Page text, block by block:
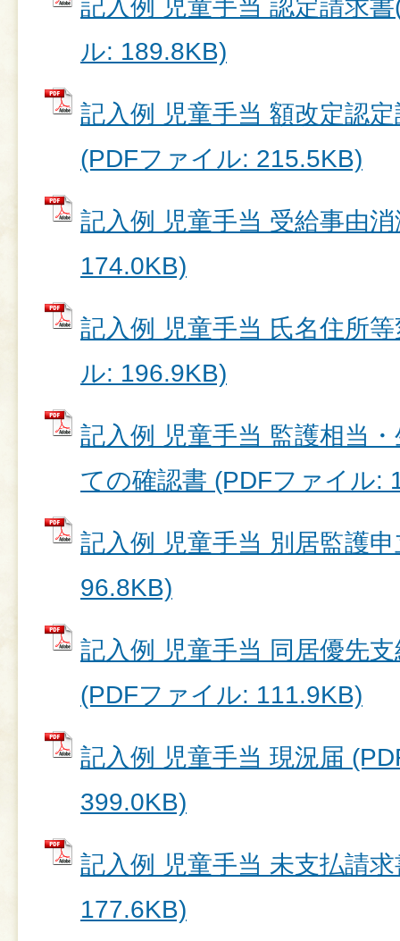
記入例 児童手当 認定請求
ル: 189.8KB)
記入例 児童手当 額改定認
(PDFファイル: 215.5KB)
記入例 児童手当 受給事由
174.0KB)
記入例 児童手当 氏名住所
ル: 196.9KB)
記入例 児童手当 監護相当
ての確認書 (PDFファイル:
記入例 児童手当 別居監護
96.8KB)
記入例 児童手当 同居優先
(PDFファイル: 111.9KB)
記入例 児童手当 現況届
399.0KB)
記入例 児童手当 未支払請
177.6KB)